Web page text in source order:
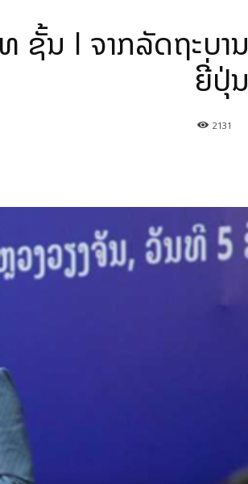
ຊັ້ນ I ຈາກລັດຖະບານ
ຍີ່ປຸ່ນ
2131